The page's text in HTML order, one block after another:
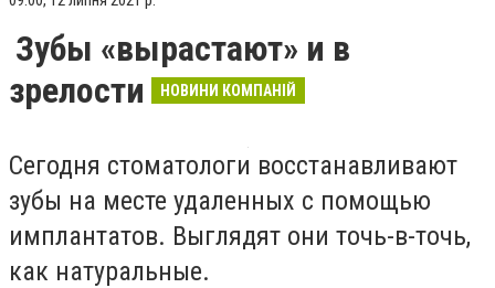
Зубы «вырастают» и в
зрелости
НОВИНИ КОМПАНІЙ
Сегодня стоматологи восстанавливают
зубы на месте удаленных с помощью
имплантатов. Выглядят они точь-в-точь,
как натуральные.